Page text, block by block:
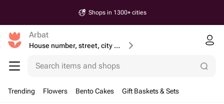
Shops in 1300+ cities
Arbat
House number, street, city or postcode
Search items and shops
Trending Flowers Bento Cakes Gift Baskets & Sets